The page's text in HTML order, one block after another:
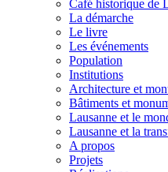
Café historique de
La démarche
Le livre
Les événements
Population
Institutions
Architecture et
Bâtiments et
Lausanne et le
Lausanne et la
A propos
Projets